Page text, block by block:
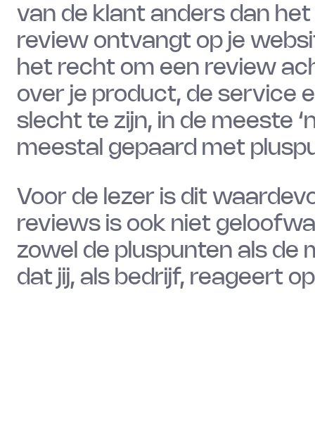
van de klant anders dan
review ontvangt op je
het recht om een review
over je product, de service
slecht te zijn, in de meeste
meestal gepaard met
Voor de lezer is dit
reviews is ook niet
zowel de pluspunten als de
dat jij, als bedrijf, reageert